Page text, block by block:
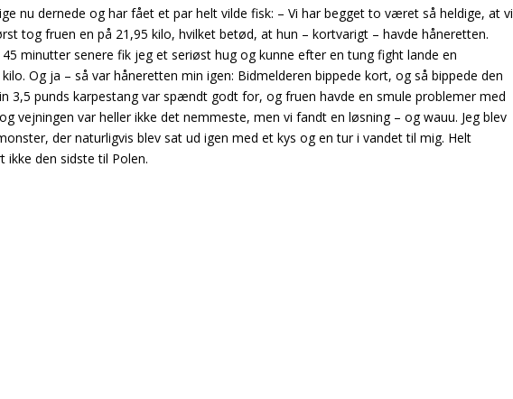
nu dernede og har fået et par helt vilde fisk: – Vi har begget to været så heldige, at vi
tog fruen en på 21,95 kilo, hvilket betød, at hun – kortvarigt – havde håneretten.
minutter senere fik jeg et seriøst hug og kunne efter en tung fight lande en
Og ja – så var håneretten min igen: Bidmelderen bippede kort, og så bippede den
3,5 punds karpestang var spændt godt for, og fruen havde en smule problemer med
vejningen var heller ikke det nemmeste, men vi fandt en løsning – og wauu. Jeg blev
der naturligvis blev sat ud igen med et kys og en tur i vandet til mig. Helt
ikke den sidste til Polen.